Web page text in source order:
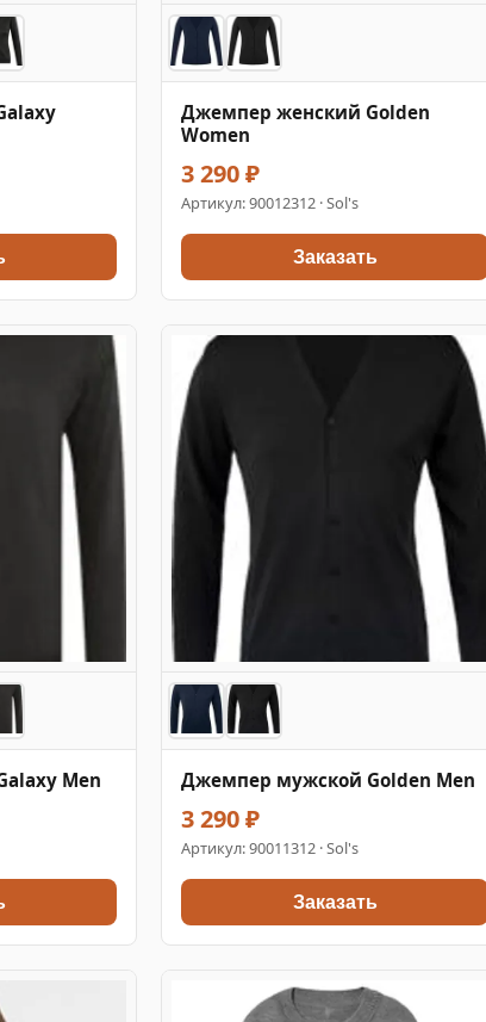
Джемпер женский Golden
Women
3 290 ₽
Артикул:90012312 · Sol's
Заказать
Men Джемпер мужской Golden Men
3 290 ₽
Артикул:90011312 · Sol's
Заказать